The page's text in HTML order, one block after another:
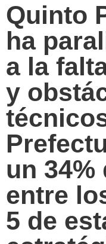
Quinto
ha
a la
y
un 34%
entre
5 de